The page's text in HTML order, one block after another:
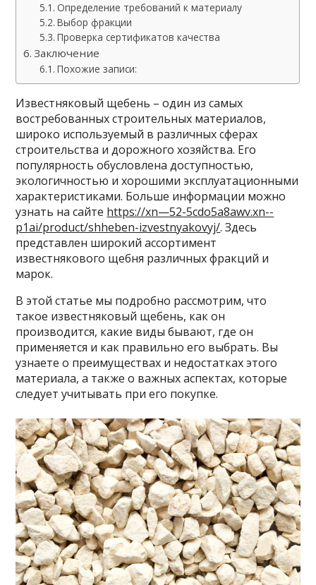
Определение требований к материалу
Выбор фракции
Проверка сертификатов качества
Заключение
Похожие записи:
Известняковый щебень – один из самых
востребованных строительных материалов,
широко используемый в различных сферах
строительства и дорожного хозяйства. Его
популярность обусловлена доступностью,
экологичностью и хорошими эксплуатационными
характеристиками. Больше информации можно
узнать на сайте https://xn—52-5cdo5a8awv.xn--
p1ai/product/shheben-izvestnyakovyj/. Здесь
представлен широкий ассортимент
известнякового щебня различных фракций и
марок.
В этой статье мы подробно рассмотрим, что
такое известняковый щебень, как он
производится, какие виды бывают, где он
применяется и как правильно его выбрать. Вы
узнаете о преимуществах и недостатках этого
материала, а также о важных аспектах, которые
следует учитывать при его покупке.